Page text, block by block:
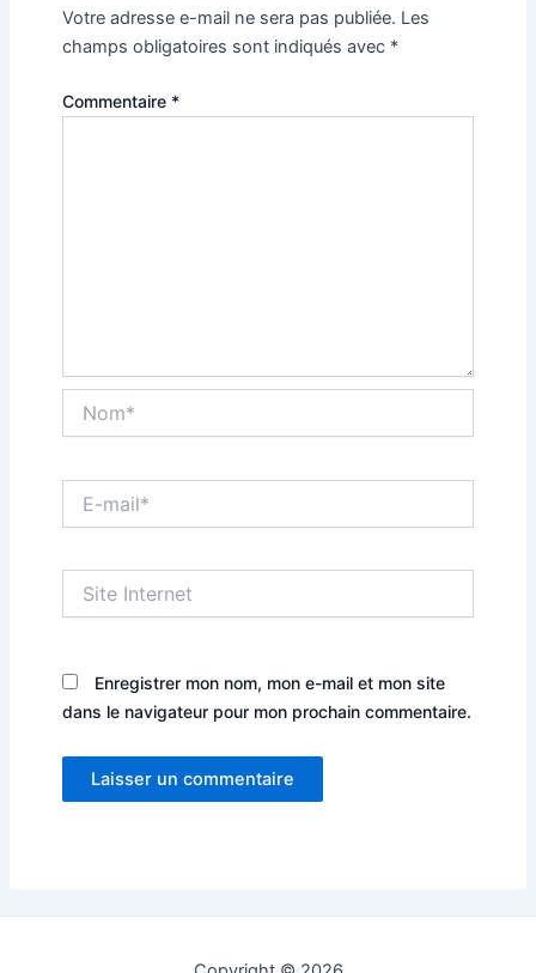
Votre adresse e-mail ne sera pas publiée. Les
champs obligatoires sont indiqués avec *
Commentaire *
mail*
Internet
Enregistrer mon nom, mon e-mail et mon site
dans le navigateur pour mon prochain commentaire.